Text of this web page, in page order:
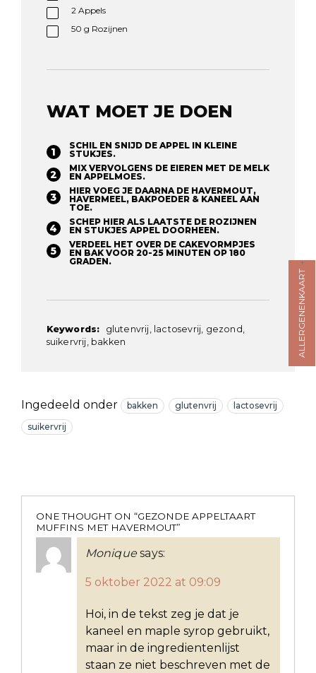
ALLERGENENKAART
2 Appels
50 g Rozijnen
WAT MOET JE DOEN
SCHIL EN SNIJD DE APPEL IN KLEINE
STUKJES.
MIX VERVOLGENS DE EIEREN MET DE MELK
EN APPELMOES.
HIER VOEG JE DAARNA DE HAVERMOUT,
HAVERMEEL, BAKPOEDER & KANEEL AAN
TOE.
SCHEP HIER ALS LAATSTE DE ROZIJNEN
EN STUKJES APPEL DOORHEEN.
VERDEEL HET OVER DE CAKEVORMPJES
EN BAK VOOR 20-25 MINUTEN OP 180
GRADEN. ⁠
Keywords:
glutenvrij, lactosevrij, gezond,
suikervrij, bakken
Ingedeeld onder bakken glutenvrij
lactosevrij
suikervrij
ONE THOUGHT ON “GEZONDE APPELTAART
MUFFINS MET HAVERMOUT”
Monique says:
5 oktober 2022 at 09:09
Hoi, in de tekst zeg je dat je
kaneel en maple syrop gebruikt,
maar in de ingredientenlijst
staan ze niet beschreven met de